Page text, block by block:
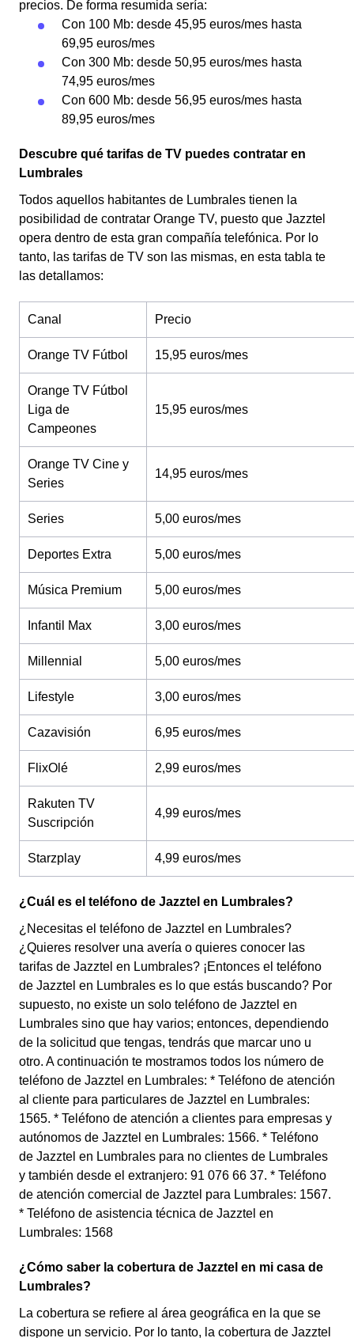
precios. De forma resumida sería:
Con 100 Mb: desde 45,95 euros/mes hasta
69,95 euros/mes
Con 300 Mb: desde 50,95 euros/mes hasta
74,95 euros/mes
Con 600 Mb: desde 56,95 euros/mes hasta
89,95 euros/mes
Descubre qué tarifas de TV puedes contratar en
Lumbrales
Todos aquellos habitantes de Lumbrales tienen la
posibilidad de contratar Orange TV, puesto que Jazztel
opera dentro de esta gran compañía telefónica. Por lo
tanto, las tarifas de TV son las mismas, en esta tabla te
las detallamos:
Canal Precio
Orange TV Fútbol 15,95 euros/mes
Orange TV Fútbol
Liga de
Campeones
15,95 euros/mes
Orange TV Cine y
Series
14,95 euros/mes
Series 5,00 euros/mes
Deportes Extra 5,00 euros/mes
Música Premium 5,00 euros/mes
Infantil Max 3,00 euros/mes
Millennial 5,00 euros/mes
Lifestyle 3,00 euros/mes
Cazavisión 6,95 euros/mes
FlixOlé 2,99 euros/mes
Rakuten TV
Suscripción
4,99 euros/mes
Starzplay 4,99 euros/mes
¿Cuál es el teléfono de Jazztel en Lumbrales?
¿Necesitas el teléfono de Jazztel en Lumbrales?
¿Quieres resolver una avería o quieres conocer las
tarifas de Jazztel en Lumbrales? ¡Entonces el teléfono
de Jazztel en Lumbrales es lo que estás buscando? Por
supuesto, no existe un solo teléfono de Jazztel en
Lumbrales sino que hay varios; entonces, dependiendo
de la solicitud que tengas, tendrás que marcar uno u
otro. A continuación te mostramos todos los número de
teléfono de Jazztel en Lumbrales: * Teléfono de atención
al cliente para particulares de Jazztel en Lumbrales:
1565. * Teléfono de atención a clientes para empresas y
autónomos de Jazztel en Lumbrales: 1566. * Teléfono
de Jazztel en Lumbrales para no clientes de Lumbrales
y también desde el extranjero: 91 076 66 37. * Teléfono
de atención comercial de Jazztel para Lumbrales: 1567.
* Teléfono de asistencia técnica de Jazztel en
Lumbrales: 1568
¿Cómo saber la cobertura de Jazztel en mi casa de
Lumbrales?
La cobertura se refiere al área geográfica en la que se
dispone un servicio. Por lo tanto, la cobertura de Jazztel